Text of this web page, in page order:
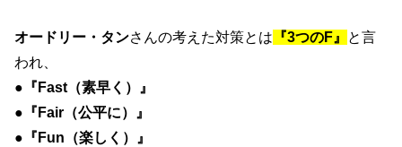
オードリー・タンさんの考えた対策とは 『3つのF』
と言
われ、
●『Fast（素早く）』
●『Fair（公平に）』
●『Fun（楽しく）』